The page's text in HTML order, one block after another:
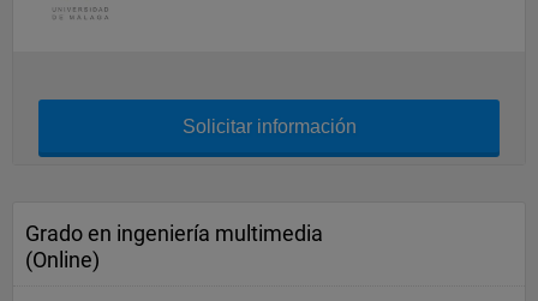
Solicitar información
Grado en ingeniería multimedia
(Online)